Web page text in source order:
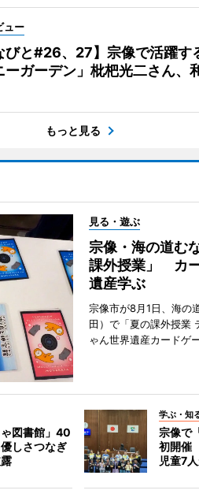
ュー
びと#26、27】宗像で活躍す
ーガーデン」枇杷光二さん、
もっと見る
見る・遊ぶ
宗像・海の道む
課外授業」 カ
遺産学ぶ
宗像市が8月1日、海の
田）で「夏の課外授業
ゃん世界遺産カードゲ
図書館」40
しさつなぎ
学ぶ・知
宗像で
初開催
児童7